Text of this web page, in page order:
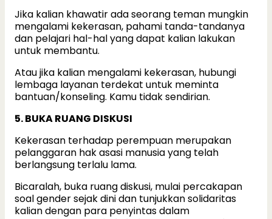
Jika kalian khawatir ada seorang teman mungkin
mengalami kekerasan, pahami tanda-tandanya
dan pelajari hal-hal yang dapat kalian lakukan
untuk membantu.
Atau jika kalian mengalami kekerasan, hubungi
lembaga layanan terdekat untuk meminta
bantuan/konseling. Kamu tidak sendirian.
5. BUKA RUANG DISKUSI
Kekerasan terhadap perempuan merupakan
pelanggaran hak asasi manusia yang telah
berlangsung terlalu lama.
Bicaralah, buka ruang diskusi, mulai percakapan
soal gender sejak dini dan tunjukkan solidaritas
kalian dengan para penyintas dalam